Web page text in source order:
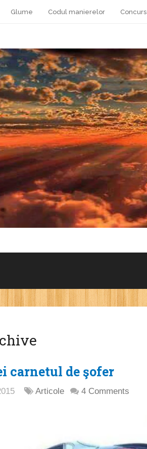
Glume Codul manierelor Concurs
carnetul de şofer
Articole 4 Comments